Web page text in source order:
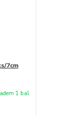
7cm
1 bal